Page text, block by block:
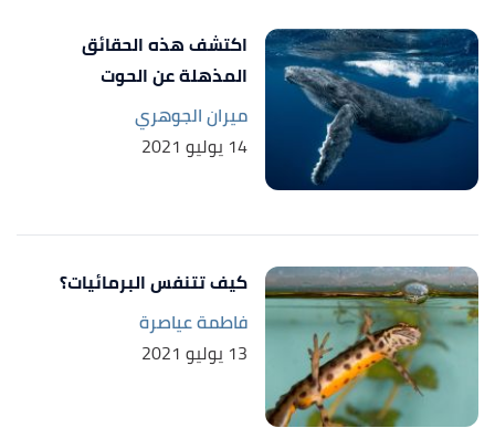
THIN & MOIST SKIN?" ,animals.mom, Retrieved
11/4/2021. Edited.
اكتشف هذه الحقائق
المذهلة عن الحوت
ميران الجوهري
14 يوليو 2021
كيف تتنفس البرمائيات؟
فاطمة عياصرة
13 يوليو 2021